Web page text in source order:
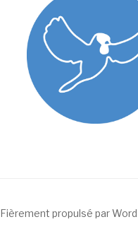
Fièrement propulsé par